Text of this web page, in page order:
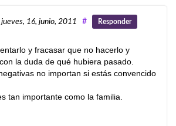
jueves, 16, junio, 2011 # Responder
y fracasar que no hacerlo y
la duda de qué hubiera pasado.
no importan si estás convencido
tan importante como la familia.